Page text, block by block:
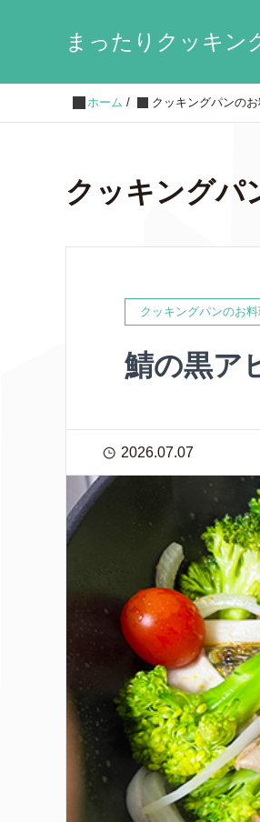
まったりクッキン
ホーム / クッキングパンの
クッキングパ
クッキングパンのお料
鯖の黒ア
2026.07.07